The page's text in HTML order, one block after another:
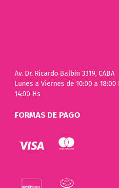
Av. Dr. Ricardo Balbín 3319, CABA
Lunes a Viernes de 10:00 a 18:00
14:00 Hs
FORMAS DE PAGO